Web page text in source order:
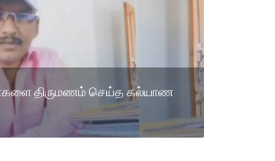
திருமணம் செய்த கல்யாண